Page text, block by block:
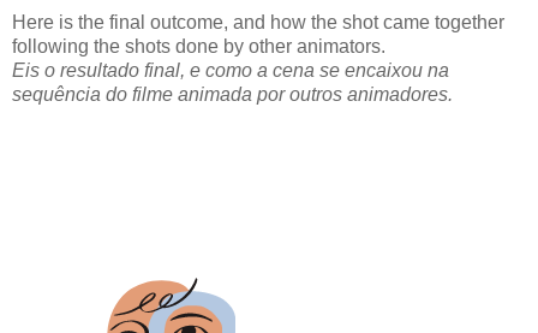
Here is the final outcome, and how the shot came together
following the shots done by other animators.
Eis o resultado final, e como a cena se encaixou na
sequência do filme animada por outros animadores.